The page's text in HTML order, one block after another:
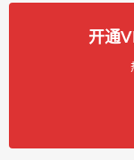
开通